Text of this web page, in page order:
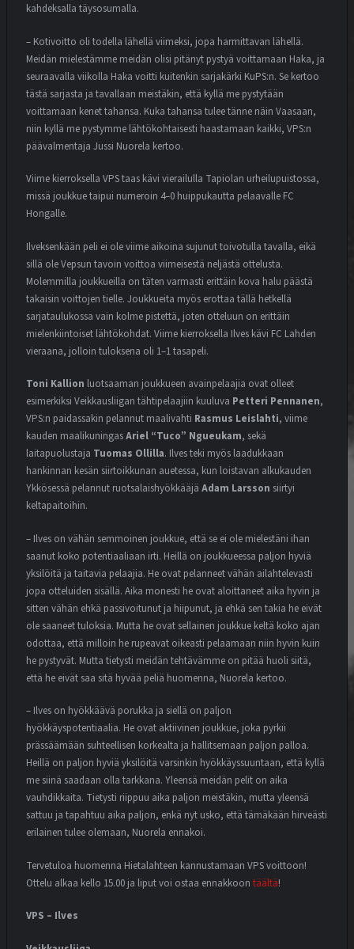
kahdeksalla täysosumalla.
– Kotivoitto oli todella lähellä viimeksi, jopa harmittavan lähellä.
Meidän mielestämme meidän olisi pitänyt pystyä voittamaan Haka, ja
seuraavalla viikolla Haka voitti kuitenkin sarjakärki KuPS:n. Se kertoo
tästä sarjasta ja tavallaan meistäkin, että kyllä me pystytään
voittamaan kenet tahansa. Kuka tahansa tulee tänne näin Vaasaan,
niin kyllä me pystymme lähtökohtaisesti haastamaan kaikki, VPS:n
päävalmentaja Jussi Nuorela kertoo.
Viime kierroksella VPS taas kävi vierailulla Tapiolan urheilupuistossa,
missä joukkue taipui numeroin 4–0 huippukautta pelaavalle FC
Hongalle.
Ilveksenkään peli ei ole viime aikoina sujunut toivotulla tavalla, eikä
sillä ole Vepsun tavoin voittoa viimeisestä neljästä ottelusta.
Molemmilla joukkueilla on täten varmasti erittäin kova halu päästä
takaisin voittojen tielle. Joukkueita myös erottaa tällä hetkellä
sarjataulukossa vain kolme pistettä, joten otteluun on erittäin
mielenkiintoiset lähtökohdat. Viime kierroksella Ilves kävi FC Lahden
vieraana, jolloin tuloksena oli 1–1 tasapeli.
Toni Kallion luotsaaman joukkueen avainpelaajia ovat olleet
esimerkiksi Veikkausliigan tähtipelaajiin kuuluva Petteri Pennanen,
VPS:n paidassakin pelannut maalivahti Rasmus Leislahti, viime
kauden maalikuningasAriel “Tuco” Ngueukam, sekä
laitapuolustaja Tuomas Ollilla. Ilves teki myös laadukkaan
hankinnan kesän siirtoikkunan auetessa, kun loistavan alkukauden
Ykkösessä pelannut ruotsalaishyökkääjä Adam Larsson siirtyi
keltapaitoihin.
– Ilves on vähän semmoinen joukkue, että se ei ole mielestäni ihan
saanut koko potentiaaliaan irti. Heillä on joukkueessa paljon hyviä
yksilöitä ja taitavia pelaajia. He ovat pelanneet vähän ailahtelevasti
jopa otteluiden sisällä. Aika monesti he ovat aloittaneet aika hyvin ja
sitten vähän ehkä passivoitunut ja hiipunut, ja ehkä sen takia he eivät
ole saaneet tuloksia. Mutta he ovat sellainen joukkue keltä koko ajan
odottaa, että milloin he rupeavat oikeasti pelaamaan niin hyvin kuin
he pystyvät. Mutta tietysti meidän tehtävämme on pitää huoli siitä,
että he eivät saa sitä hyvää peliä huomenna, Nuorela kertoo.
– Ilves on hyökkäävä porukka ja siellä on paljon
hyökkäyspotentiaalia. He ovat aktiivinen joukkue, joka pyrkii
prässäämään suhteellisen korkealta ja hallitsemaan paljon palloa.
Heillä on paljon hyviä yksilöitä varsinkin hyökkäyssuuntaan, että kyllä
me siinä saadaan olla tarkkana. Yleensä meidän pelit on aika
vauhdikkaita. Tietysti riippuu aika paljon meistäkin, mutta yleensä
sattuu ja tapahtuu aika paljon, enkä nyt usko, että tämäkään hirveästi
erilainen tulee olemaan, Nuorela ennakoi.
Tervetuloa huomenna Hietalahteen kannustamaan VPS voittoon!
Ottelu alkaa kello 15.00 ja liput voi ostaa ennakkoon täältä!
VPS – Ilves